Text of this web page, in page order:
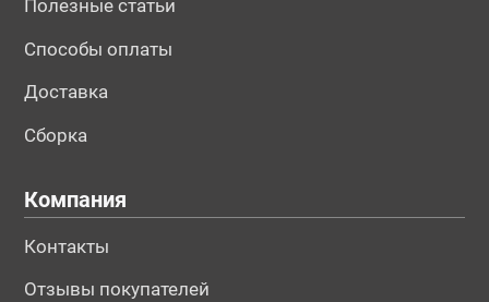
Полезные статьи
Способы оплаты
Доставка
Сборка
Компания
Контакты
Отзывы покупателей